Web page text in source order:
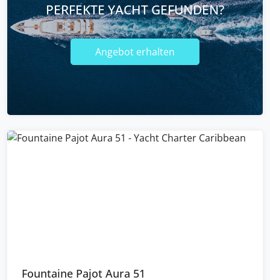
PERFEKTE YACHT GEFUNDEN?
Angebot erhalten
Fountaine Pajot Aura 51